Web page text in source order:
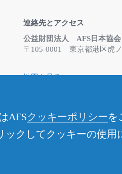
連絡先とアクセス
公益財団法人 AFS日本協会
〒105-0001 東京都港区虎
地図を見る
さい
AFSクッキーポリシーを
ックしてクッキーの使用